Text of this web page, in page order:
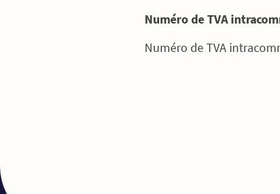
Numéro de TVA
Numéro de TVA